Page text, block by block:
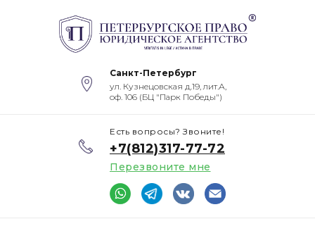
Санкт-Петербург
+7(812)317-77-72
Перезвоните мне
Есть вопросы? Звоните!
ул. Кузнецовская д.19, лит.А,
оф. 106 (БЦ "Парк Победы")